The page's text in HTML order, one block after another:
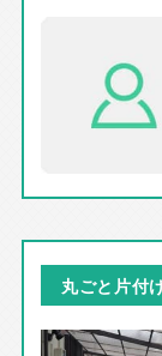
丸ごと片付